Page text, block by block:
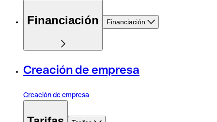
Financiación Financiación
Creación de empresa
Creación de empresa